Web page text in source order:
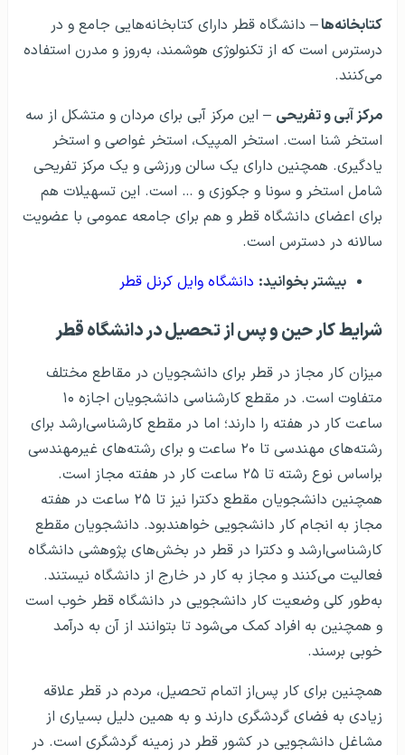
کتابخانه‌ها– دانشگاه قطر دارای کتابخانه‌هایی جامع و در
درسترس است که از تکنولوژی هوشمند، به‌روز و مدرن استفاده
می‌کنند.
مرکز آبی و تفریحی – این مرکز آبی برای مردان و متشکل از سه
استخر شنا است. استخر المپیک، استخر غواصی و استخر
یادگیری. همچنین دارای یک سالن ورزشی و یک مرکز تفریحی
شامل استخر و سونا و جکوزی و … است. این تسهیلات هم
برای اعضای دانشگاه قطر و هم برای جامعه عمومی با عضویت
سالانه در دسترس است.
بیشتر بخوانید: دانشگاه وایل کرنل قطر
شرایط کار حین و پس از تحصیل در دانشگاه قطر
میزان کار مجاز در قطر برای دانشجویان در مقاطع مختلف
متفاوت است. در مقطع کارشناسی دانشجویان اجازه ۱۰
ساعت کار در هفته را دارند؛ اما در مقطع کارشناسی‌ارشد برای
رشته‌های مهندسی تا ۲۰ ساعت و برای رشته‌های غیرمهندسی
براساس نوع رشته تا ۲۵ ساعت کار در هفته مجاز است.
همچنین دانشجویان مقطع دکترا نیز تا ۲۵ ساعت در هفته
مجاز به انجام کار دانشجویی خواهندبود. دانشجویان مقطع
کارشناسی‌ارشد و دکترا در قطر در بخش‌های پژوهشی دانشگاه
فعالیت می‌کنند و مجاز به کار در خارج از دانشگاه نیستند.
به‌طور کلی وضعیت کار دانشجویی در دانشگاه قطر خوب است
و همچنین به افراد کمک می‌شود تا بتوانند از آن به درآمد
خوبی برسند.
همچنین برای کار پس‌از اتمام تحصیل، مردم در قطر علاقه
زیادی به فضای گردشگری دارند و به همین دلیل بسیاری از
مشاغل دانشجویی در کشور قطر در زمینه گردشگری است. در